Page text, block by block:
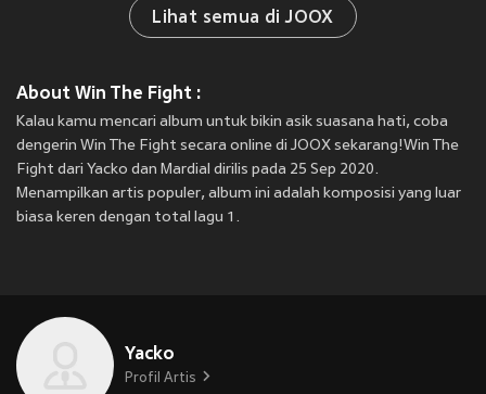
Lihat semua di JOOX
About Win The Fight :
Kalau kamu mencari album untuk bikin asik suasana hati, coba
dengerin Win The Fight secara online di JOOX sekarang!Win The
Fight dari Yacko dan Mardial dirilis pada 25 Sep 2020.
Menampilkan artis populer, album ini adalah komposisi yang luar
biasa keren dengan total lagu 1.
Yacko
Profil Artis